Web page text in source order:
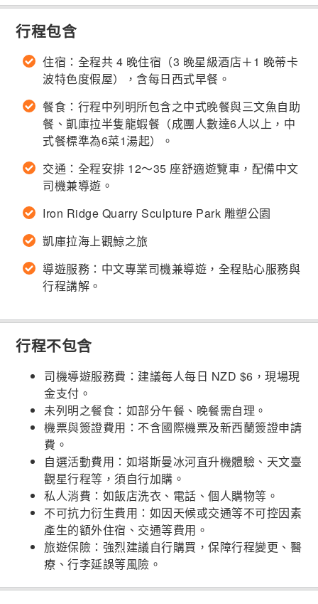
行程包含
住宿：全程共 4 晚住宿（3 晚星級酒店＋1 晚蒂卡
波特色度假屋），含每日西式早餐。
餐食：行程中列明所包含之中式晚餐與三文魚自助
餐、凱庫拉半隻龍蝦餐（成團人數達6人以上，中
式餐標準為6菜1湯起）。
交通：全程安排 12～35 座舒適遊覽車，配備中文
司機兼導遊。
Iron Ridge Quarry Sculpture Park 雕塑公園
凱庫拉海上觀鯨之旅
導遊服務：中文專業司機兼導遊，全程貼心服務與
行程講解。
行程不包含
司機導遊服務費：建議每人每日 NZD $6，現場現
金支付。
未列明之餐食：如部分午餐、晚餐需自理。
機票與簽證費用：不含國際機票及新西蘭簽證申請
費。
自選活動費用：如塔斯曼冰河直升機體驗、天文臺
觀星行程等，須自行加購。
私人消費：如飯店洗衣、電話、個人購物等。
不可抗力衍生費用：如因天候或交通等不可控因素
產生的額外住宿、交通等費用。
旅遊保險：強烈建議自行購買，保障行程變更、醫
療、行李延誤等風險。